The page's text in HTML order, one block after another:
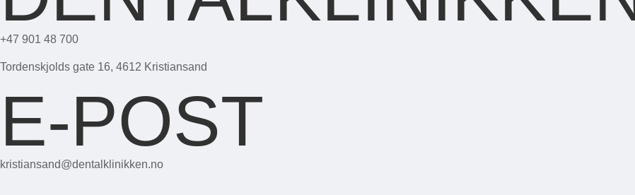
+47 901 48 700
Tordenskjolds gate 16, 4612 Kristiansand
E-POST
kristiansand@dentalklinikken.no